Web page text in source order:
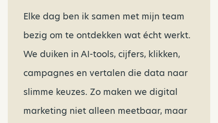
Elke dag ben ik samen met mijn team
bezig om te ontdekken wat écht werkt.
We duiken in AI-tools, cijfers, klikken,
campagnes en vertalen die data naar
slimme keuzes. Zo maken we digital
marketing niet alleen meetbaar, maar